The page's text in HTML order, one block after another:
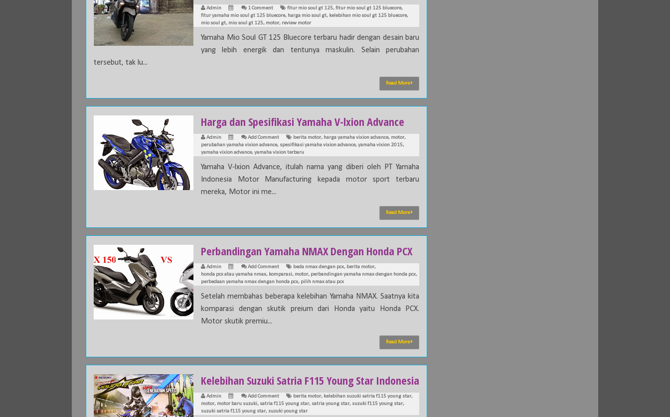
Admin 1 Comment fitur mio soul gt 125,fitur mio soul gt 125 bluecore,
fitur yamaha mio soul gt 125 bluecore, harga mio soul gt, kelebihan mio soul gt 125 bluecore,
mio soul gt, mio soul gt 125, motor, review motor
Yamaha Mio Soul GT 125 Bluecore terbaru hadir dengan desain baru
yang lebih energik dan tentunya maskulin. Selain perubahan
tersebut, tak lu...
Read More
Harga dan Spesifikasi Yamaha V-lxion Advance
Admin Add Comment berita motor, harga yamaha vixion advance, motor,
perubahan yamaha vixion advance, spesifikasi yamaha vixion advance,yamaha vixion 2015,
yamaha vixion advance,yamaha vixion terbaru
Yamaha V-lxion Advance, itulah nama yang diberi oleh PT Yamaha
Indonesia Motor Manufacturing kepada motor sport terbaru
mereka, Motor ini me...
Read More
Perbandingan Yamaha NMAX Dengan Honda PCX
Admin Add Comment beda nmax dengan pcx, berita motor,
honda pcx atau yamaha nmax, komparasi, motor, perbandingan yamaha nmax dengan honda pcx,
perbedaan yamaha nmax dengan honda pcx, pilih nmax atau pcx
Setelah membahas beberapa kelebihan Yamaha NMAX. Saatnya kita
komparasi dengan skutik preium dari Honda yaitu Honda PCX.
Motor skutik premiu...
Read More
Kelebihan Suzuki Satria F115 Young Star Indonesia
Admin Add Comment berita motor, kelebihan suzuki satria f115 young star,
motor, motor baru suzuki, satria f115 young star, satria young star, suzuki f115 young star,
suzuki satria f115 young star, suzuki young star